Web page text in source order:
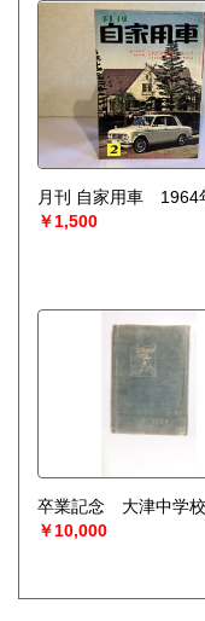
月刊 自家用車 1964
￥1,500
卒業記念 大津中学校
￥10,000